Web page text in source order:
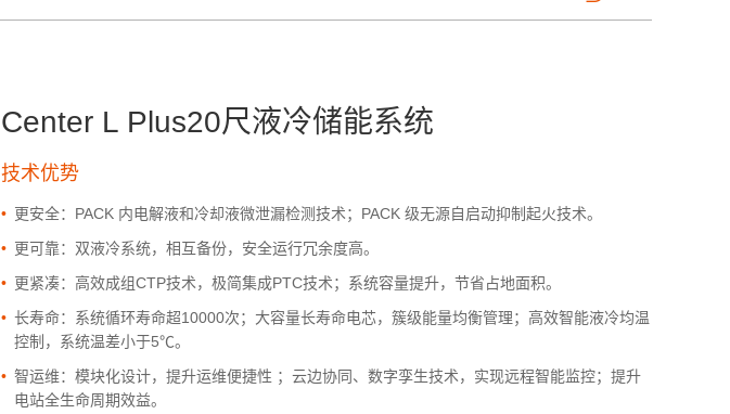
Center L Plus20尺液冷储能系统
技术优势
• 更安全：PACK 内电解液和冷却液微泄漏检测技术；PACK 级无源自启动抑制起火技术。
• 更可靠：双液冷系统，相互备份，安全运行冗余度高。
• 更紧凑：高效成组CTP技术，极简集成PTC技术；系统容量提升，节省占地面积。
• 长寿命：系统循环寿命超10000次；大容量长寿命电芯，簇级能量均衡管理；高效智能液冷均温
控制，系统温差小于5℃。
• 智运维：模块化设计，提升运维便捷性 ；云边协同、数字孪生技术，实现远程智能监控；提升
电站全生命周期效益。